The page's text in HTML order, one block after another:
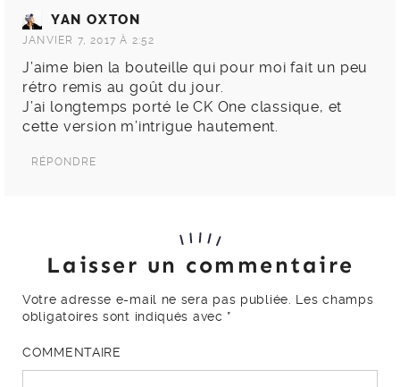
YAN OXTON
JANVIER 7, 2017 À 2:52
J’aime bien la bouteille qui pour moi fait un peu
rétro remis au goût du jour.
J’ai longtemps porté le CK One classique, et
cette version m’intrigue hautement.
RÉPONDRE
Laisser un commentaire
Votre adresse e-mail ne sera pas publiée.
Les champs
obligatoires sont indiqués avec *
COMMENTAIRE